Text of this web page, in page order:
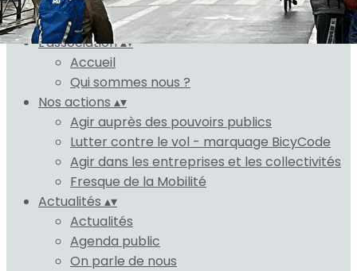
L'association▴▾
Accueil
Qui sommes nous ?
Nos actions ▴▾
Agir auprès des pouvoirs publics
Lutter contre le vol - marquage BicyCode
Agir dans les entreprises et les collectivités
Fresque de la Mobilité
Actualités ▴▾
Actualités
Agenda public
On parle de nous